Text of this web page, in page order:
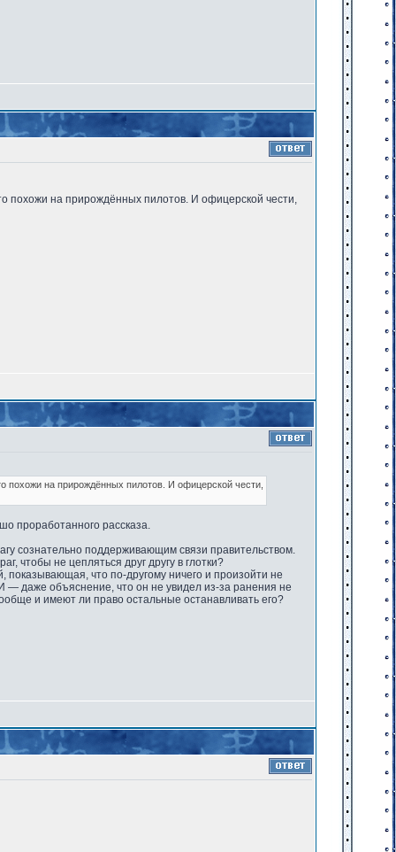
похожи на прирождённых пилотов. И офицерской чести,
похожи на прирождённых пилотов. И офицерской чести,
проработанного рассказа.
сознательно поддерживающим связи правительством.
чтобы не цепляться друг другу в глотки?
показывающая, что по-другому ничего и произойти не
— даже объяснение, что он не увидел из-за ранения не
и имеют ли право остальные останавливать его?